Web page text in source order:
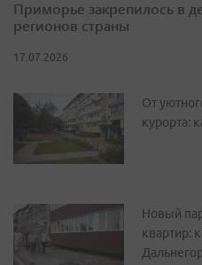
Приморье закрепилось в
регионов страны
17.07.2026
От
курорта:
Новый
квартир: